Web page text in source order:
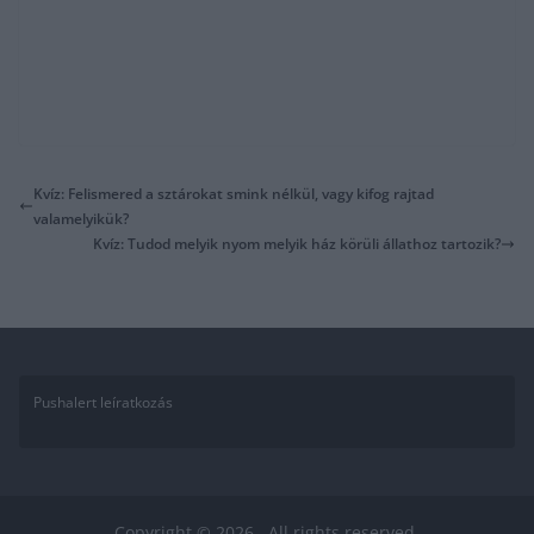
Kvíz: Felismered a sztárokat smink nélkül, vagy kifog rajtad
valamelyikük?
Kvíz: Tudod melyik nyom melyik ház körüli állathoz tartozik?
Pushalert leíratkozás